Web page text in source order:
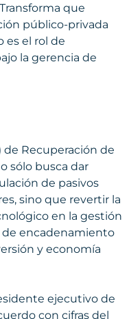
que
público-privada
es el rol de
la gerencia de
de Recuperación de
sólo busca dar
de pasivos
sino que revertir la
en la gestión
de encadenamiento
y economía
ejecutivo de
con cifras del